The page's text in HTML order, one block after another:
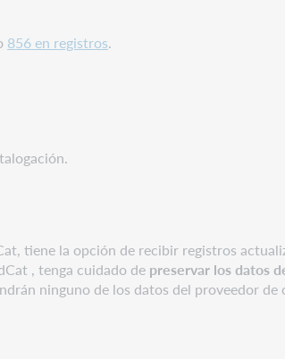
856 en registros.
tiene la opción de recibir registros
, tenga cuidado de preservar los datos
ninguno de los datos del proveedor